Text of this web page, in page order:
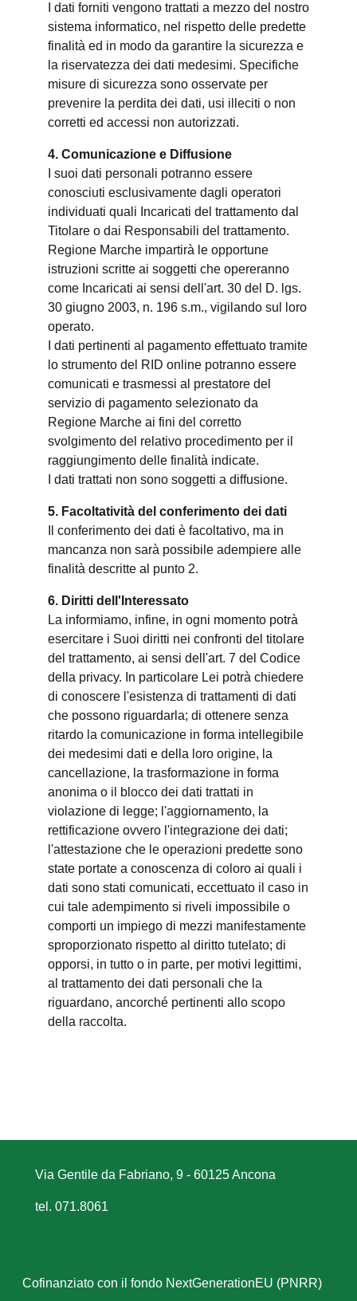
I dati forniti vengono trattati a mezzo del nostro
sistema informatico, nel rispetto delle predette
finalità ed in modo da garantire la sicurezza e
la riservatezza dei dati medesimi. Specifiche
misure di sicurezza sono osservate per
prevenire la perdita dei dati, usi illeciti o non
corretti ed accessi non autorizzati.
4. Comunicazione e Diffusione
I suoi dati personali potranno essere
conosciuti esclusivamente dagli operatori
individuati quali Incaricati del trattamento dal
Titolare o dai Responsabili del trattamento.
Regione Marche impartirà le opportune
istruzioni scritte ai soggetti che opereranno
come Incaricati ai sensi dell'art. 30 del D. lgs.
30 giugno 2003, n. 196 s.m., vigilando sul loro
operato.
I dati pertinenti al pagamento effettuato tramite
lo strumento del RID online potranno essere
comunicati e trasmessi al prestatore del
servizio di pagamento selezionato da
Regione Marche ai fini del corretto
svolgimento del relativo procedimento per il
raggiungimento delle finalità indicate.
I dati trattati non sono soggetti a diffusione.
5. Facoltatività del conferimento dei dati
Il conferimento dei dati è facoltativo, ma in
mancanza non sarà possibile adempiere alle
finalità descritte al punto 2.
6. Diritti dell'Interessato
La informiamo, infine, in ogni momento potrà
esercitare i Suoi diritti nei confronti del titolare
del trattamento, ai sensi dell'art. 7 del Codice
della privacy. In particolare Lei potrà chiedere
di conoscere l'esistenza di trattamenti di dati
che possono riguardarla; di ottenere senza
ritardo la comunicazione in forma intellegibile
dei medesimi dati e della loro origine, la
cancellazione, la trasformazione in forma
anonima o il blocco dei dati trattati in
violazione di legge; l'aggiornamento, la
rettificazione ovvero l'integrazione dei dati;
l'attestazione che le operazioni predette sono
state portate a conoscenza di coloro ai quali i
dati sono stati comunicati, eccettuato il caso in
cui tale adempimento si riveli impossibile o
comporti un impiego di mezzi manifestamente
sproporzionato rispetto al diritto tutelato; di
opporsi, in tutto o in parte, per motivi legittimi,
al trattamento dei dati personali che la
riguardano, ancorché pertinenti allo scopo
della raccolta.
Via Gentile da Fabriano, 9 - 60125 Ancona
tel. 071.8061
Cofinanziato con il fondo NextGenerationEU (PNRR)